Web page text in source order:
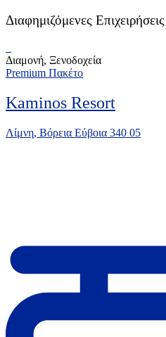
Διαφημιζόμενες Επιχειρήσεις
Διαμονή, Ξενοδοχεία
Premium Πακέτο
Kaminos Resort
Λίμνη, Βόρεια Εύβοια 340 05